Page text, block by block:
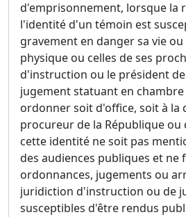
d'emprisonnement, lorsque la
l'identité d'un témoin est
gravement en danger sa vie
physique ou celles de ses
d'instruction ou le président
jugement statuant en
ordonner soit d'office, soit à la
procureur de la République ou
cette identité ne soit pas
des audiences publiques et ne
ordonnances, jugements ou
juridiction d'instruction ou de
susceptibles d'être rendus